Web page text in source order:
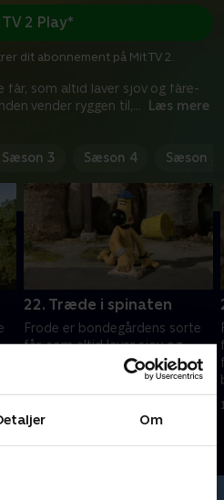
Om
får, som altid laver sjov og fåre-
vender ryggen til,... Læs mere
2 Play*
dit abonnement på Mit TV 2.
Sæson 3 Sæson 4 Sæson 5
22. Træde i spinaten
Frode er bondegårdens sorte
får, som altid laver sjov og
fåre-streger. Hver gang
bondemanden vender ryggen
til, finder Frode og hans frække
venner på noget.